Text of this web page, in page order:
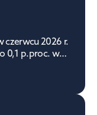
czerwcu 2026 r.
0,1 p.proc. w
o 0,7 p.proc.